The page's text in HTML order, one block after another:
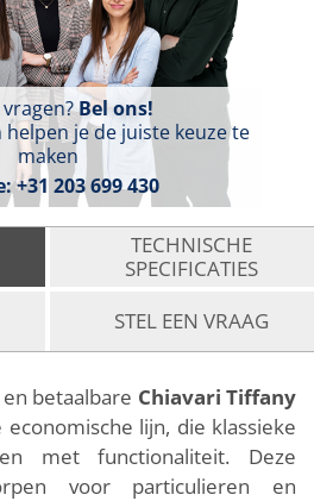
Bel ons!
helpen je de juiste keuze te
maken
+31 203 699 430
TECHNISCHE
SPECIFICATIES
STEL EEN VRAAG
betaalbare Chiavari Tiffany
lijn, die klassieke
met functionaliteit. Deze
voor particulieren en